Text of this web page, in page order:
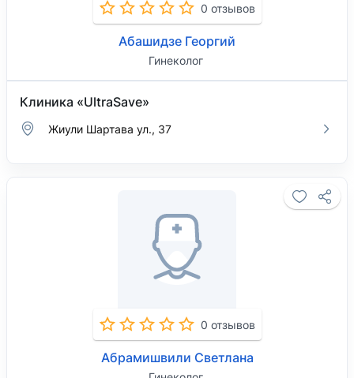
0 отзывов
Абашидзе Георгий
Гинеколог
Клиника «UltraSave»
Жиули Шартава ул., 37
0 отзывов
Абрамишвили Светлана